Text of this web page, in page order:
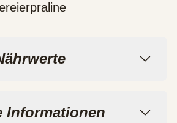
Informationen